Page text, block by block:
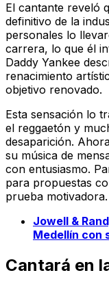
El cantante reveló
definitivo de la
personales lo
carrera, lo que él
Daddy Yankee
renacimiento
objetivo renovado.
Esta sensación lo
el reggaetón y
desaparición.
su música de
con entusiasmo.
para propuestas
prueba motivadora.
Jowell &
Medellín con
Cantará en